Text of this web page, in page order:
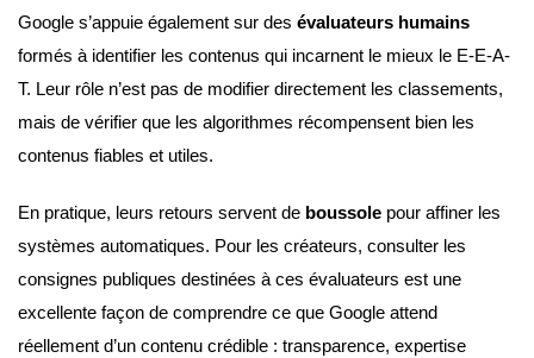
Google s’appuie également sur des évaluateurs humains
formés à identifier les contenus qui incarnent le mieux le E-E-A-
T. Leur rôle n’est pas de modifier directement les classements,
mais de vérifier que les algorithmes récompensent bien les
contenus fiables et utiles.
En pratique, leurs retours servent de boussole pour affiner les
systèmes automatiques. Pour les créateurs, consulter les
consignes publiques destinées à ces évaluateurs est une
excellente façon de comprendre ce que Google attend
réellement d’un contenu crédible : transparence, expertise